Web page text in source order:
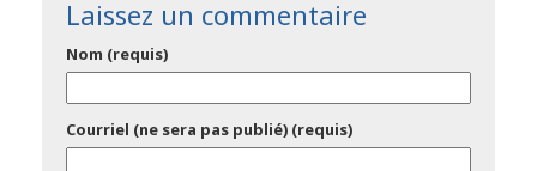
Laissez un commentaire
Nom (requis)
Courriel (ne sera pas publié) (requis)